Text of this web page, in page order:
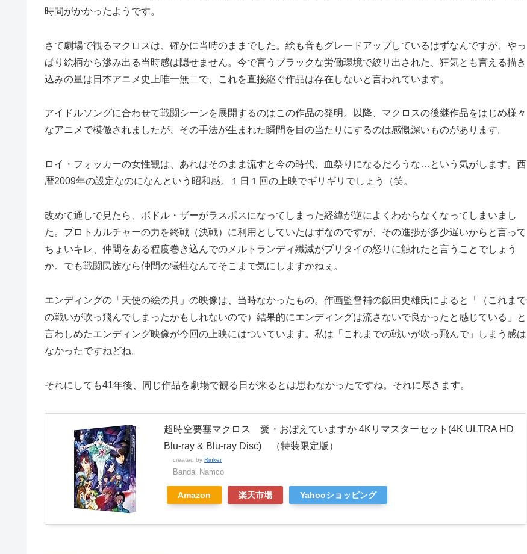
時間がかかったようです。
さて劇場で観るマクロスは、確かに当時のままでした。絵も音もグレードアップしているはずなんですが、やっ
ぱり絵柄から滲み出る当時感は隠せません。今で言うブラックな労働環境で絞り出された、狂気とも言える描き
込みの量は日本アニメ史上唯一無二で、これを直接継ぐ作品は存在しないと言われています。
アイドルソングに合わせて戦闘シーンを展開するのはこの作品の発明。以降、マクロスの後継作品をはじめ様々
なアニメで模倣されましたが、その手法が生まれた瞬間を目の当たりにするのは感慨深いものがあります。
ロイ・フォッカーの女性観は、あれはそのまま流すと今の時代、血祭りになるだろうな…という気がします。西
暦2009年の設定なのになんという昭和感。１日１回の上映でギリギリでしょう（笑。
改めて通しで見たら、ボドル・ザーがラスボスになってしまった経緯が逆によくわからなくなってしまいまし
た。プロトカルチャーの力を終戦（決戦）に利用としていたはずなのですが、その進捗が多少遅いからと言って
ちょいキレ、仲間をある程度巻き込んでのメルトランディ殲滅がブリタイの怒りに触れたと言うことでしょう
か。でも戦闘民族なら仲間の犠牲なんてそこまで気にしますかねぇ。
エンディングの「天使の絵の具」の映像は、当時なかったもの。作画監督補の飯田史雄氏によると「（これまで
の戦いが吹っ飛んでしまったかもしれないので）結果的にエンディングは流さないで良かったと感じている」と
言わしめたエンディング映像が今回の上映にはついています。私は「これまでの戦いが吹っ飛んで」しまう感は
なかったですねどね。
それにしても41年後、同じ作品を劇場で観る日が来るとは思わなかったですね。それに尽きます。
超時空要塞マクロス 愛・おぼえていますか 4Kリマスターセット(4K ULTRA HD
Blu-ray & Blu-ray Disc) （特装限定版）
created by Rinker
Bandai Namco
Amazon 楽天市場 Yahooショッピング